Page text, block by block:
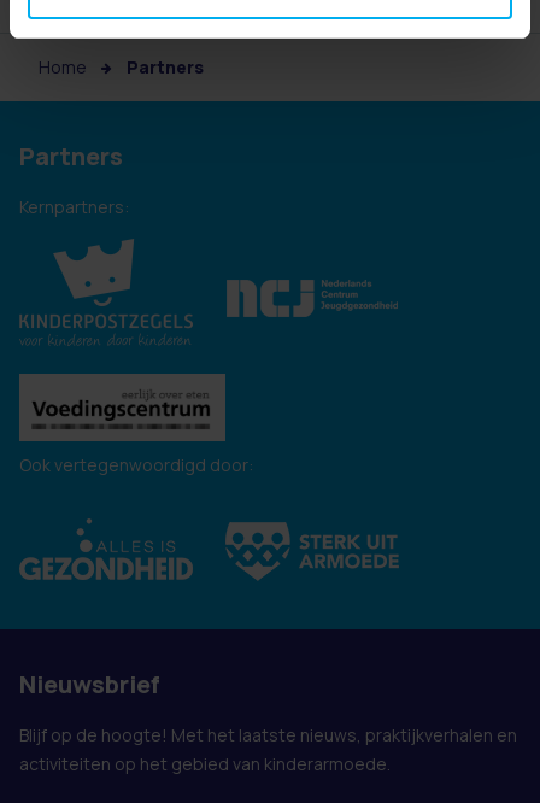
Home Partners
Partners
Kernpartners:
Ook vertegenwoordigd door:
Nieuwsbrief
Blijf op de hoogte! Met het laatste nieuws, praktijkverhalen en
activiteiten op het gebied van kinderarmoede.